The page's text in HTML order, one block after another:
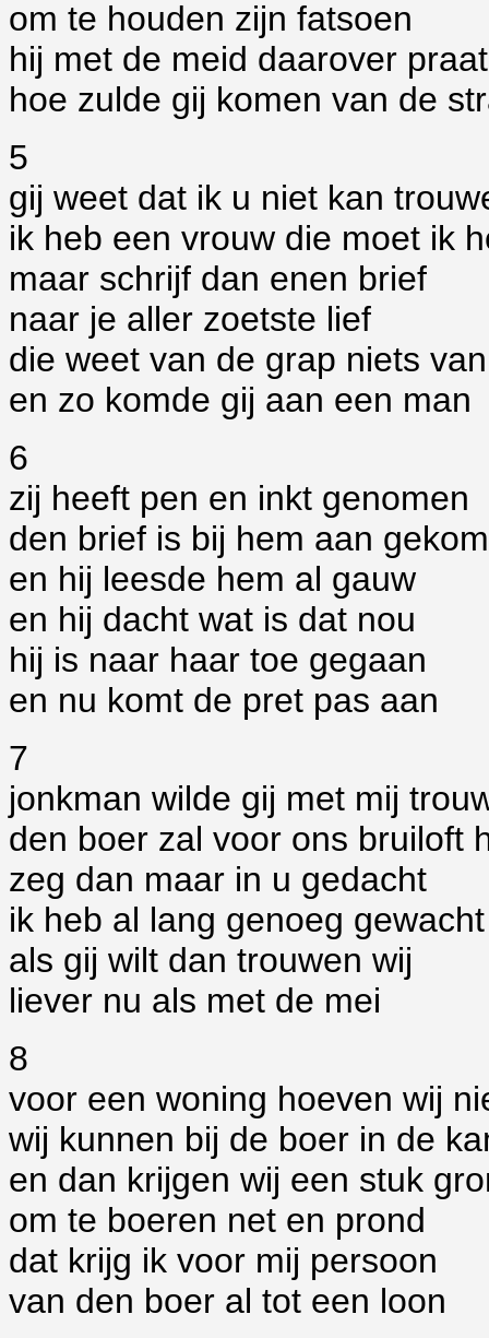
om te houden zijn fatsoen
hij met de meid daarover praat
hoe zulde gij komen van de
5
gij weet dat ik u niet kan
ik heb een vrouw die moet ik
maar schrijf dan enen brief
naar je aller zoetste lief
die weet van de grap niets van
en zo komde gij aan een man
6
zij heeft pen en inkt genomen
den brief is bij hem aan
en hij leesde hem al gauw
en hij dacht wat is dat nou
hij is naar haar toe gegaan
en nu komt de pret pas aan
7
jonkman wilde gij met mij
den boer zal voor ons bruiloft
zeg dan maar in u gedacht
ik heb al lang genoeg gewacht
als gij wilt dan trouwen wij
liever nu als met de mei
8
voor een woning hoeven wij
wij kunnen bij de boer in de
en dan krijgen wij een stuk
om te boeren net en prond
dat krijg ik voor mij persoon
van den boer al tot een loon